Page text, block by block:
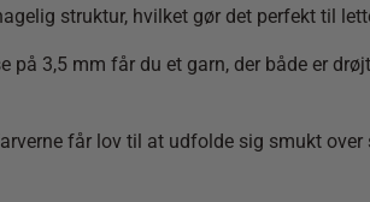
struktur, hvilket gør det perfekt til
3,5 mm får du et garn, der både er
får lov til at udfolde sig smukt